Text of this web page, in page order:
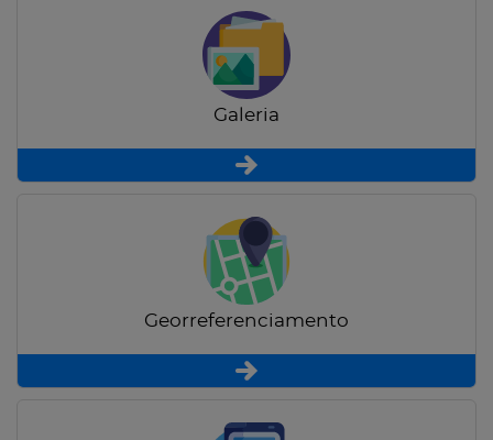
Galeria
Georreferenciamento